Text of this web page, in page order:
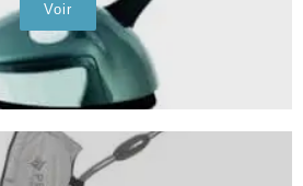
Voir